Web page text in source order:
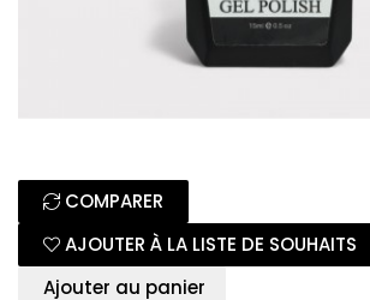
COMPARER
AJOUTER À LA LISTE DE SOUHAITS
Ajouter au panier